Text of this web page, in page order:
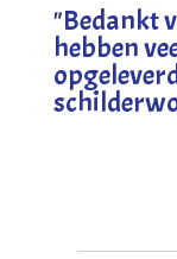
"Bedankt
hebben